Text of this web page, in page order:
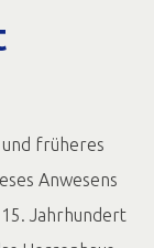
früheres
Anwesens
Jahrhundert